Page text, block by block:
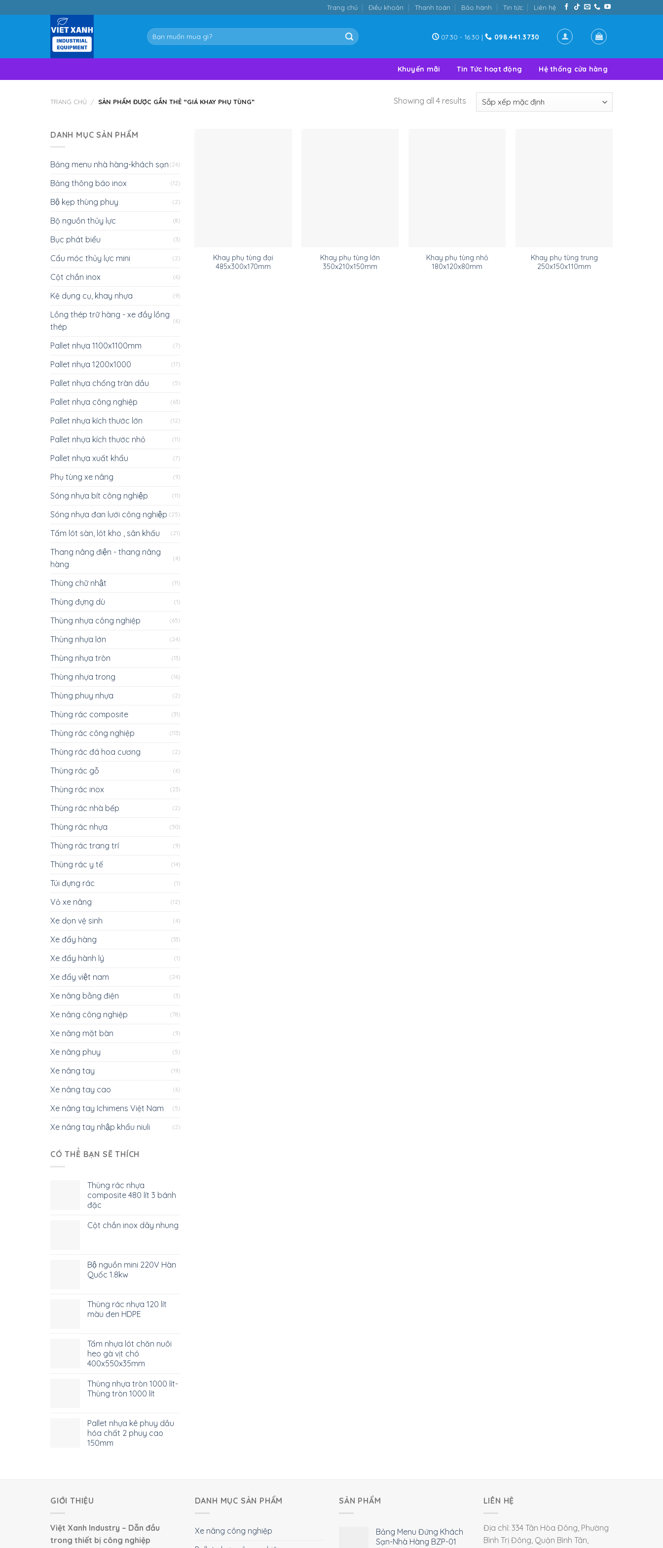
to
Trang chủ Điều khoản Thanh toán Bảo hành Tin tức Liên hệ
Tìm
kiếm:
07:30 - 16:30 | 098.441.3730
Khuyến mãi Tin Tức hoạt động Hệ thống cửa hàng
TRANG CHỦ / SẢN PHẨM ĐƯỢC GẮN THẺ “GIÁ KHAY PHỤ TÙNG” Showing all 4 results
DANH MỤC SẢN PHẨM
Bảng menu nhà hàng-khách sạn (26)
Bảng thông báo inox (12)
Bộ kẹp thùng phuy (2)
Bộ nguồn thủy lực (8)
Bục phát biểu (3)
Cẩu móc thủy lực mini (2)
Cột chắn inox (6)
Kệ dụng cụ, khay nhựa (9)
Lồng thép trữ hàng - xe đầy lồng
thép
(6)
Pallet nhựa 1100x1100mm (7)
Pallet nhựa 1200x1000 (17)
Pallet nhựa chống tràn dầu (5)
Pallet nhựa công nghiệp (63)
Pallet nhựa kích thước lớn (12)
Pallet nhựa kích thước nhỏ (11)
Pallet nhựa xuất khẩu (7)
Phụ tùng xe nâng (9)
Sóng nhựa bít công nghiệp (11)
Sóng nhựa đan lưới công nghiệp (25)
Tấm lót sàn, lót kho , sân khấu (21)
Thang nâng điện - thang nâng
hàng
(4)
Thùng chữ nhật (11)
Thùng đựng dù (1)
Thùng nhựa công nghiệp (65)
Thùng nhựa lớn (24)
Thùng nhựa tròn (13)
Thùng nhựa trong (16)
Thùng phuy nhựa (2)
Thùng rác composite (31)
Thùng rác công nghiệp (113)
Thùng rác đá hoa cương (2)
Thùng rác gỗ (6)
Thùng rác inox (23)
Thùng rác nhà bếp (2)
Thùng rác nhựa (50)
Thùng rác trang trí (9)
Thùng rác y tế (14)
Túi đựng rác (1)
Vỏ xe nâng (12)
Xe dọn vệ sinh (4)
Xe đẩy hàng (33)
Xe đẩy hành lý (1)
Xe đẩy việt nam (24)
Xe nâng bằng điện (3)
Xe nâng công nghiệp (78)
Xe nâng mặt bàn (9)
Xe nâng phuy (5)
Xe nâng tay (19)
Xe nâng tay cao (6)
Xe nâng tay Ichimens Việt Nam (5)
Xe nâng tay nhập khẩu niuli (2)
CÓ THỂ BẠN SẼ THÍCH
Thùng rác nhựa
composite 480 lít 3 bánh
đặc
Cột chắn inox dây nhung
Bộ nguồn mini 220V Hàn
Quốc 1.8kw
Thùng rác nhựa 120 lít
màu đen HDPE
Tấm nhựa lót chăn nuôi
heo gà vịt chó
400x550x35mm
Thùng nhựa tròn 1000 lít-
Thùng tròn 1000 lít
Pallet nhựa kê phuy dầu
hóa chất 2 phuy cao
150mm
Khay phụ tùng đại
485x300x170mm
Khay phụ tùng lớn
350x210x150mm
Khay phụ tùng nhỏ
180x120x80mm
Khay phụ tùng trung
250x150x110mm
GIỚI THIỆU
Việt Xanh Industry – Dẫn đầu
trong thiết bị công nghiệp
DANH MỤC SẢN PHẨM
Xe nâng công nghiệp
SẢN PHẨM
Bảng Menu Đứng Khách
Sạn-Nhà Hàng BZP-01
LIÊN HỆ
Địa chỉ: 334 Tân Hòa Đông, Phường
Bình Trị Đông, Quận Bình Tân,